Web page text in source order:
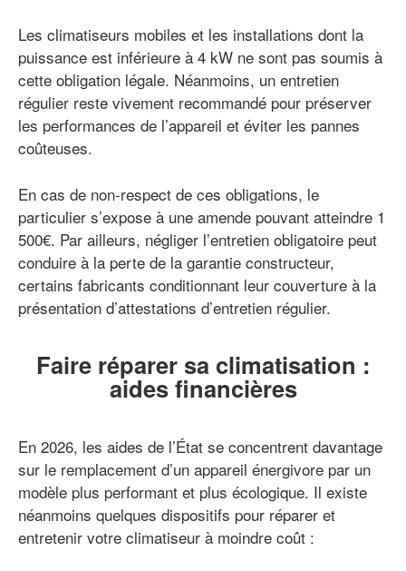
Les climatiseurs mobiles et les installations dont la
puissance est inférieure à 4 kW ne sont pas soumis à
cette obligation légale. Néanmoins, un entretien
régulier reste vivement recommandé pour préserver
les performances de l’appareil et éviter les pannes
coûteuses.
En cas de non-respect de ces obligations, le
particulier s’expose à une amende pouvant atteindre 1
500€. Par ailleurs, négliger l’entretien obligatoire peut
conduire à la perte de la garantie constructeur,
certains fabricants conditionnant leur couverture à la
présentation d’attestations d’entretien régulier.
Faire réparer sa climatisation :
aides financières
En 2026, les aides de l’État se concentrent davantage
sur le remplacement d’un appareil énergivore par un
modèle plus performant et plus écologique. Il existe
néanmoins quelques dispositifs pour réparer et
entretenir votre climatiseur à moindre coût :